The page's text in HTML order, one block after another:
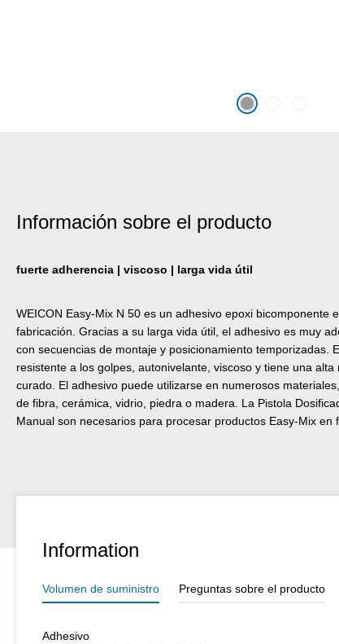
Información sobre el producto
fuerte adherencia | viscoso | larga vida útil
WEICON Easy-Mix N 50 es un adhesivo epoxi bicomponente
fabricación. Gracias a su larga vida útil, el adhesivo es muy
con secuencias de montaje y posicionamiento temporizadas.
resistente a los golpes, autonivelante, viscoso y tiene una
curado. El adhesivo puede utilizarse en numerosos
de fibra, cerámica, vidrio, piedra o madera. La Pistola
Manual son necesarios para procesar productos Easy-Mix en
Information
Volumen de suministro Preguntas sobre el producto
Adhesivo